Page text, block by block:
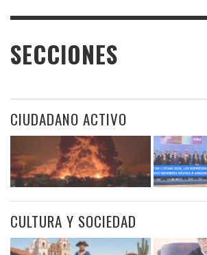
SECCIONES
CIUDADANO ACTIVO
CULTURA Y SOCIEDAD